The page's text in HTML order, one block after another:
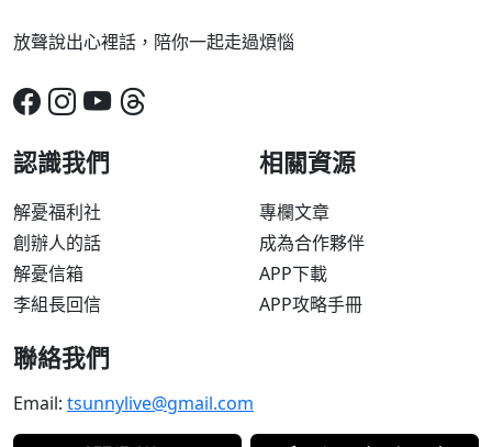
放聲說出心裡話，陪你一起走過煩惱
認識我們
解憂福利社
創辦人的話
解憂信箱
李組長回信
相關資源
專欄文章
成為合作夥伴
APP下載
APP攻略手冊
聯絡我們
Email: tsunnylive@gmail.com